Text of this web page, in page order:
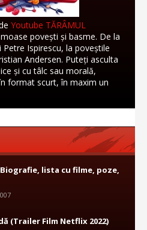
Youtube TĂRÂMUL
povești și basme. De la
Ispirescu, la poveștile
Andersen. Puteți asculta
și cu tâlc sau morală,
format scurt, în maxim un
lista cu filme, poze,
(Trailer Film Netflix 2022)